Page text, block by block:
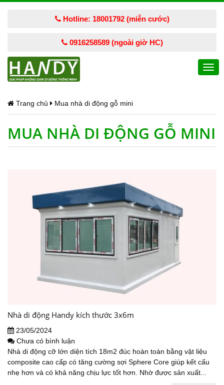
Hotline: 18001792 (miễn cước)
0916258589 (ngoài giờ HC)
Trang chủ Mua nhà di động gỗ mini
MUA NHÀ DI ĐỘNG GỖ MINI
Nhà di động Handy kích thước 3x6m
23/05/2024
Chưa có bình luận
Nhà di động cỡ lớn diện tích 18m2 đúc hoàn toàn bằng vật liệu
composite cao cấp có tăng cường sợi Sphere Core giúp kết cấu
nhẹ hơn và có khả năng chịu lực tốt hơn. Nhờ được sản xuất...